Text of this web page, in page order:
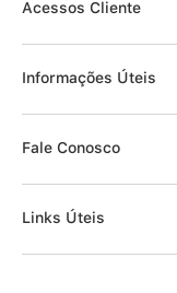
Acessos Cliente
Informações Úteis
Fale Conosco
Links Úteis